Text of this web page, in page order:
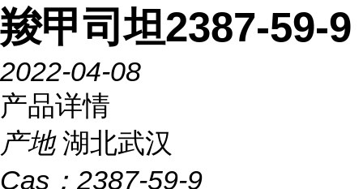
羧甲司坦2387-59-9
2022-04-08
产品详情
产地 湖北武汉
Cas： 2387-59-9